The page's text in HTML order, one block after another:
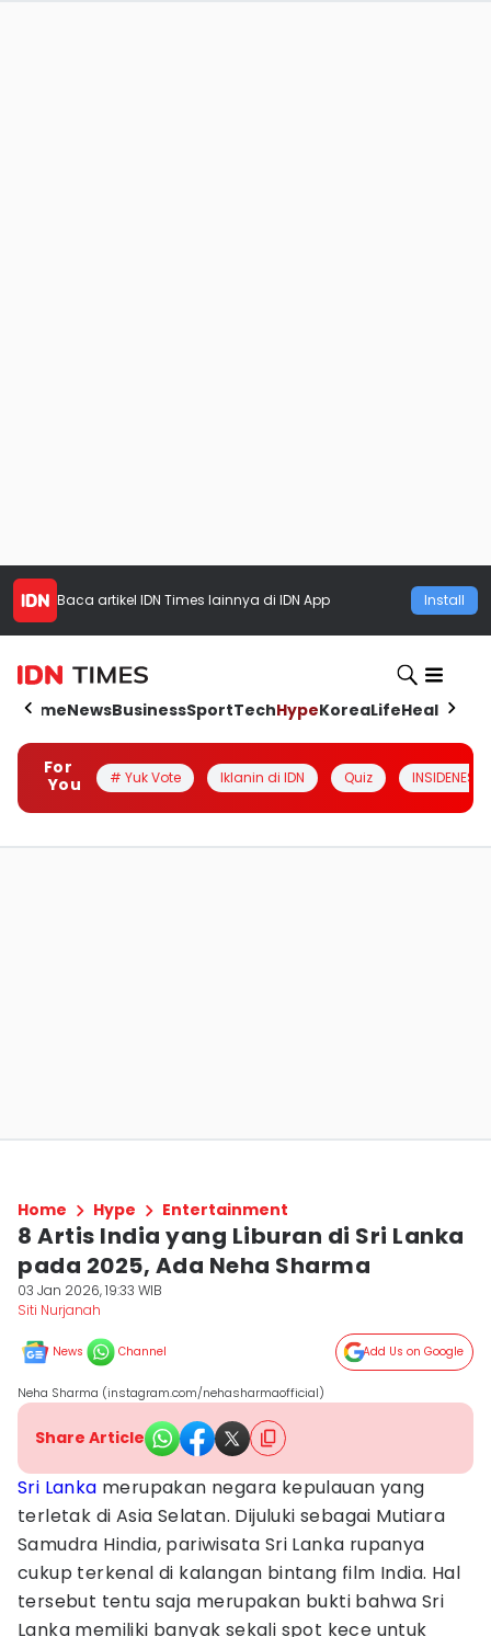
Baca artikel IDN Times lainnya di IDN App Install
HomeNewsBusinessSportTechHypeKoreaLifeHealth
For
You
# Yuk Vote Iklanin di IDN Quiz INSIDENESIA
Home Hype Entertainment
8 Artis India yang Liburan di Sri Lanka
pada 2025, Ada Neha Sharma
03 Jan 2026, 19:33 WIB
Siti Nurjanah
News Channel Add Us on Google
Neha Sharma (instagram.com/nehasharmaofficial)
Share Article
Sri Lanka merupakan negara kepulauan yang
terletak di Asia Selatan. Dijuluki sebagai Mutiara
Samudra Hindia, pariwisata Sri Lanka rupanya
cukup terkenal di kalangan bintang film India. Hal
tersebut tentu saja merupakan bukti bahwa Sri
Lanka memiliki banyak sekali spot kece untuk